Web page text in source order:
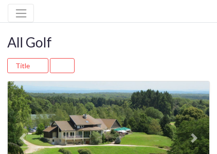
All Golf
Title
Previous Next